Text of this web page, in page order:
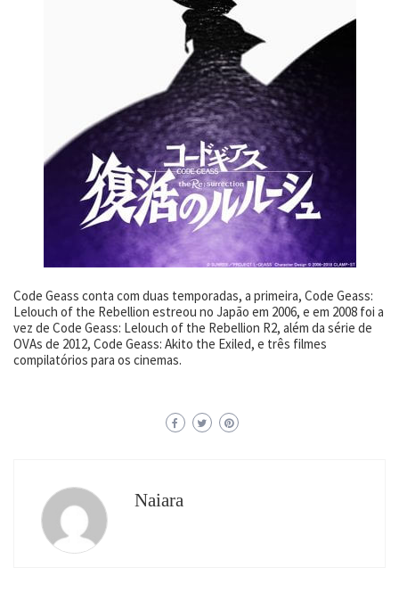
Code Geass conta com duas temporadas, a primeira, Code Geass:
Lelouch of the Rebellion estreou no Japão em 2006, e em 2008 foi a
vez de Code Geass: Lelouch of the Rebellion R2, além da série de
OVAs de 2012, Code Geass: Akito the Exiled, e três filmes
compilatórios para os cinemas.
Naiara